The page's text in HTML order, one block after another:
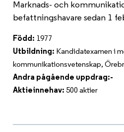
Marknads- och
befattningshavare sedan 1
Född: 1977
Utbildning: Kandidatexamen i
kommunikationsvetenskap,
Andra pågående uppdrag:-
Aktieinnehav: 500 aktier